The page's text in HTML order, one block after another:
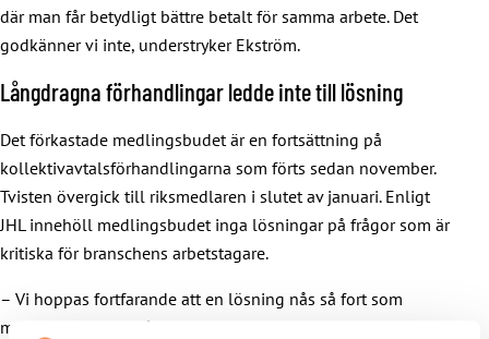
där man får betydligt bättre betalt för samma arbete. Det
godkänner vi inte, understryker Ekström.
Långdragna förhandlingar ledde inte till lösning
Det förkastade medlingsbudet är en fortsättning på
kollektivavtalsförhandlingarna som förts sedan november.
Tvisten övergick till riksmedlaren i slutet av januari. Enligt
JHL innehöll medlingsbudet inga lösningar på frågor som är
kritiska för branschens arbetstagare.
– Vi hoppas fortfarande att en lösning nås så fort som
möjligt. Men den måste vara rättvis för arbetstagarna, för